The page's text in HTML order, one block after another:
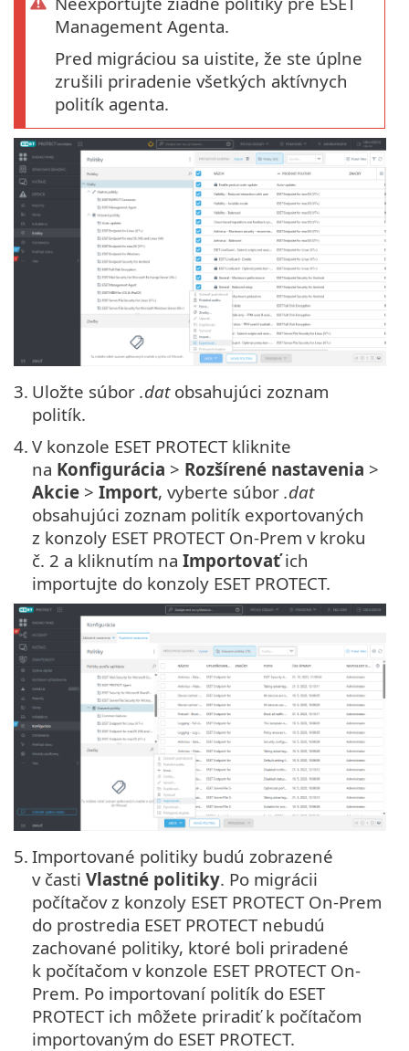
Management Agenta.
Pred migráciou sa uistite, že ste úplne
zrušili priradenie všetkých aktívnych
politík agenta.
3. Uložte súbor .datobsahujúci zoznam
politík.
4. V konzole ESET PROTECT kliknite
na Konfigurácia > Rozšírené nastavenia >
Akcie > Import, vyberte súbor .dat
obsahujúci zoznam politík exportovaných
z konzoly ESET PROTECT On-Prem v kroku
č. 2 a kliknutím na Importovaťich
importujte do konzoly ESET PROTECT.
5. Importované politiky budú zobrazené
v časti Vlastné politiky. Po migrácii
počítačov z konzoly ESET PROTECT On-Prem
do prostredia ESET PROTECT nebudú
zachované politiky, ktoré boli priradené
k počítačom v konzole ESET PROTECT On-
Prem. Po importovaní politík do ESET
PROTECT ich môžete priradiť k počítačom
importovaným do ESET PROTECT.